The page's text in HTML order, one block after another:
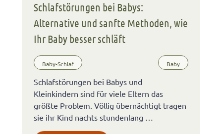
Schlafstörungen bei Babys:
Alternative und sanfte Methoden, wie
Ihr Baby besser schläft
Baby-Schlaf Baby
Schlafstörungen bei Babys und
Kleinkindern sind für viele Eltern das
größte Problem. Völlig übernächtigt tragen
sie ihr Kind nachts stundenlang …